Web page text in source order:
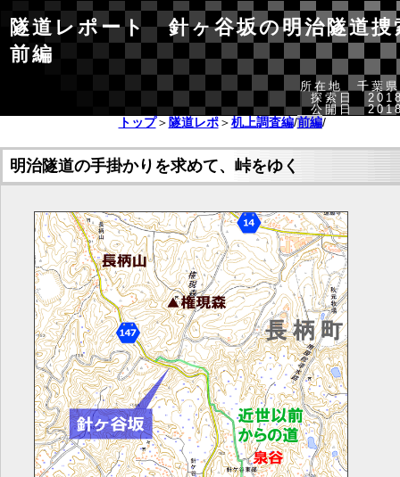
隧道レポート 針ヶ谷坂の明治隧道
前編
所在地 千葉県
探索日
公開日
トップ＞ 隧道レポ＞机上調査編/前編/
明治隧道の手掛かりを求めて、峠をゆく